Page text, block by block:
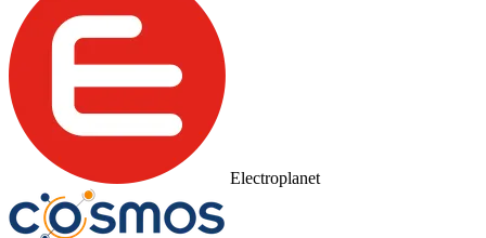
Electroplanet